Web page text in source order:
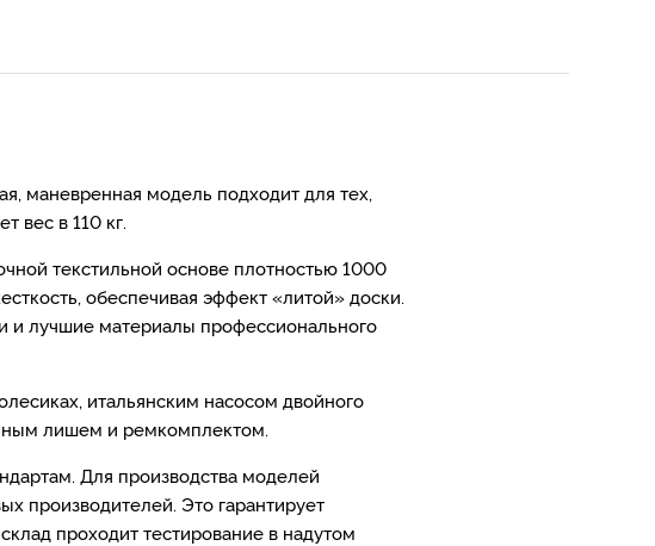
маневренная модель подходит для тех,
вес в 110 кг.
текстильной основе плотностью 1000
обеспечивая эффект «литой» доски.
и лучшие материалы профессионального
итальянским насосом двойного
лишем и ремкомплектом.
Для производства моделей
производителей. Это гарантирует
проходит тестирование в надутом